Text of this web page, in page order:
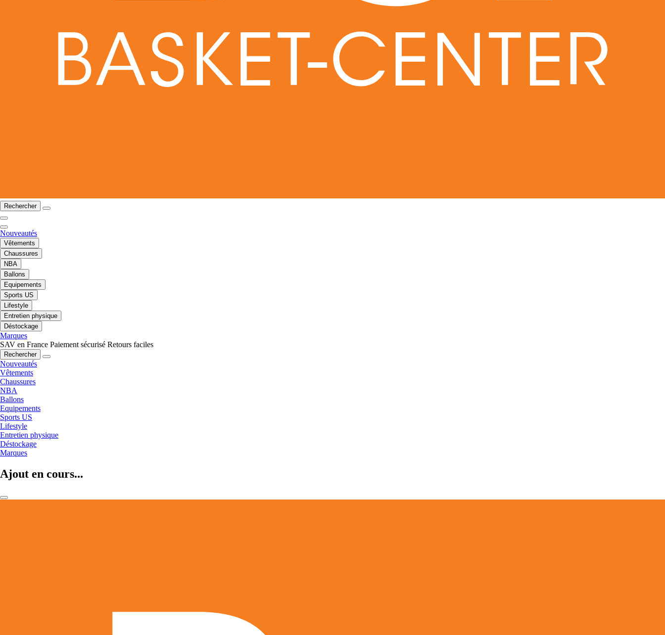
Rechercher
Nouveautés
Vêtements
Chaussures
NBA
Ballons
Equipements
Sports US
Lifestyle
Entretien physique
Déstockage
Marques
SAV en France Paiement sécurisé Retours faciles
Rechercher
Nouveautés
Vêtements
Chaussures
NBA
Ballons
Equipements
Sports US
Lifestyle
Entretien physique
Déstockage
Marques
Ajout en cours...